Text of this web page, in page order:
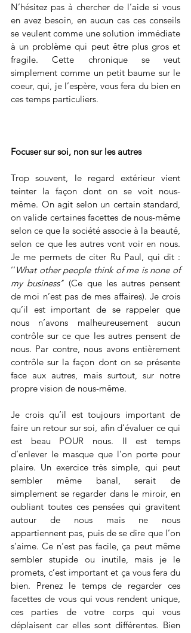
N’hésitez pas à chercher de l’aide si vous
en avez besoin, en aucun cas ces conseils
se veulent comme une solution immédiate
à un problème qui peut être plus gros et
fragile. Cette chronique se veut
simplement comme un petit baume sur le
coeur, qui, je l’espère, vous fera du bien en
ces temps particuliers.
Focuser sur soi, non sur les autres
Trop souvent, le regard extérieur vient
teinter la façon dont on se voit nous-
même. On agit selon un certain standard,
on valide certaines facettes de nous-même
selon ce que la société associe à la beauté,
selon ce que les autres vont voir en nous.
Je me permets de citer Ru Paul, qui dit :
‘’What other people think of me is none of
my business’’ (Ce que les autres pensent
de moi n’est pas de mes affaires). Je crois
qu’il est important de se rappeler que
nous n’avons malheureusement aucun
contrôle sur ce que les autres pensent de
nous. Par contre, nous avons entièrement
contrôle sur la façon dont on se présente
face aux autres, mais surtout, sur notre
propre vision de nous-même.
Je crois qu’il est toujours important de
faire un retour sur soi, afin d’évaluer ce qui
est beau POUR nous. Il est temps
d’enlever le masque que l’on porte pour
plaire. Un exercice très simple, qui peut
sembler même banal, serait de
simplement se regarder dans le miroir, en
oubliant toutes ces pensées qui gravitent
autour de nous mais ne nous
appartiennent pas, puis de se dire que l’on
s’aime. Ce n’est pas facile, ça peut même
sembler stupide ou inutile, mais je le
promets, c’est important et ça vous fera du
bien. Prenez le temps de regarder ces
facettes de vous qui vous rendent unique,
ces parties de votre corps qui vous
déplaisent car elles sont différentes. Bien